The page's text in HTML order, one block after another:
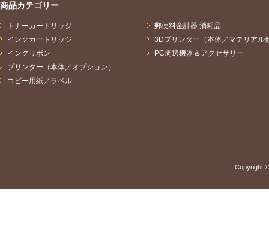
商品カテゴリー
トナーカートリッジ
インクカートリッジ
インクリボン
プリンター（本体／オプション）
コピー用紙／ラベル
郵便料金計器 消耗品
3Dプリンター（本体／マテリアル
PC周辺機器＆アクセサリー
Copyright